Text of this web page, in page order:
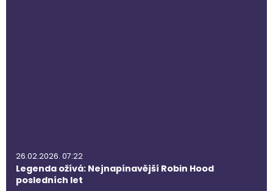
26.02.2026. 07:22
Legenda ožívá: Nejnapínavější Robin Hood
posledních let